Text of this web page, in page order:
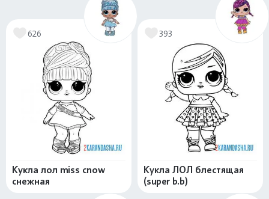
626
Кукла лол miss cnow
снежная
393
Кукла ЛОЛ блестящая
(super b.b)